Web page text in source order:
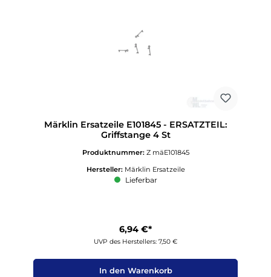
Märklin Ersatzeile E101845 - ERSATZTEIL:
Griffstange 4 St
Produktnummer: Z mäE101845
Hersteller: Märklin Ersatzeile
Lieferbar
6,94 €*
UVP des Herstellers: 7,50 €
In den Warenkorb